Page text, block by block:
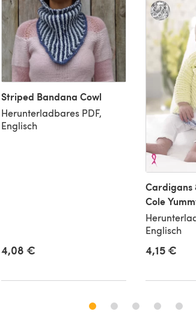
Striped Bandana Cowl
Herunterladbares PDF,
Englisch
4,08 €
Cardigans
Cole
Englisch
4,15 €